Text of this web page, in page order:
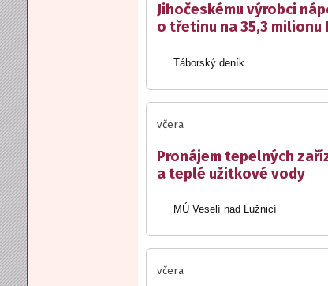
Jihočeskému výrobci
o třetinu na 35,3 milionu
Táborský deník
včera
Pronájem tepelných
a teplé užitkové vody
MÚ Veselí nad Lužnicí
včera